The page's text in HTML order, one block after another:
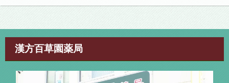
漢方百草園薬局